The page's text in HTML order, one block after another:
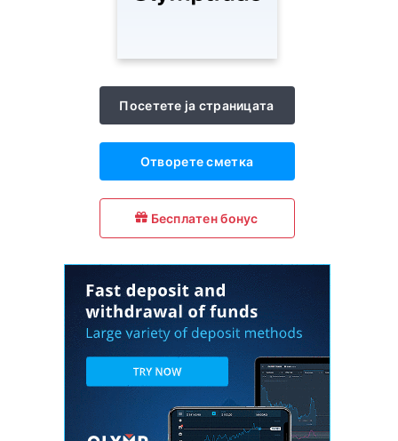
Посетете ја страницата
Отворете сметка
Бесплатен бонус